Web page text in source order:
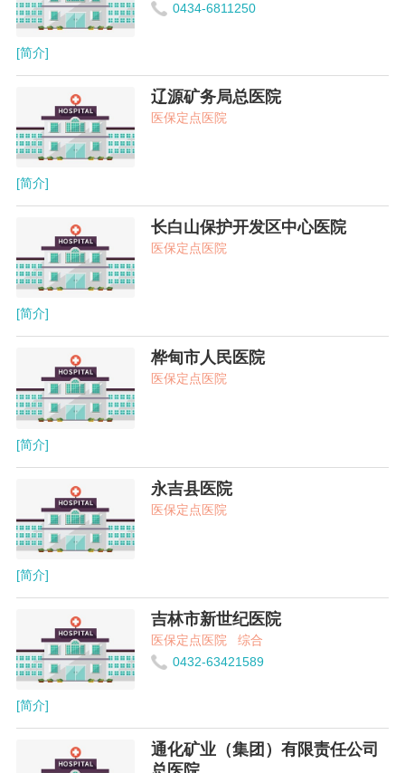
0434-6811250
[简介]
辽源矿务局总医院
医保定点医院
[简介]
长白山保护开发区中心医院
医保定点医院
[简介]
桦甸市人民医院
医保定点医院
[简介]
永吉县医院
医保定点医院
[简介]
吉林市新世纪医院
医保定点医院
综合
0432-63421589
[简介]
通化矿业（集团）有限责任公司